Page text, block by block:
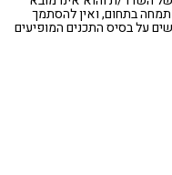
בתחום, ואין להסתמך
על בסיס התכנים המופיעים